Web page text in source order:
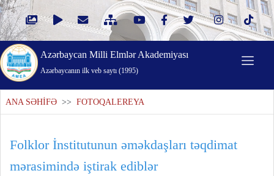
Azərbaycan Milli Elmlər Akademiyası
Azərbaycanın ilk veb saytı (1995)
ANA SƏHİFƏ >> FOTOQALEREYA
Folklor İnstitutunun əməkdaşları təqdimat
mərasimində iştirak ediblər